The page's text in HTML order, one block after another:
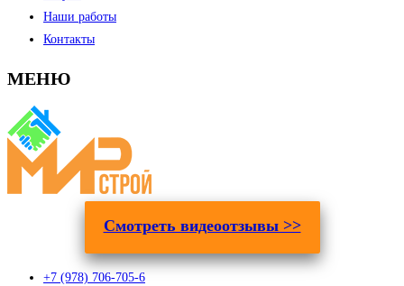
Наши работы
Контакты
МЕНЮ
Смотреть видеоотзывы >>
+7 (978) 706-705-6